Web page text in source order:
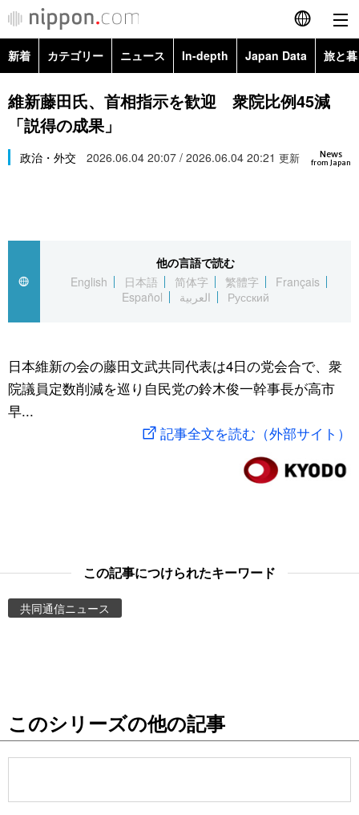
English
简体字
Русский
カテゴリー
経済・ビジネス
国際
文化
トップ
アーカイブ
In-depth
Japan Data
動画/Live
People
新着 カテゴリー ニュース In-depth Japan Data 旅と
政治・外交
経済・ビジネス
スポーツ・東京2020
Topics
維新藤田氏、首相指示を歓迎 衆院比例45減
「説得の成果」
News
from Japan
政治・外交 2026.06.04 20:07 / 2026.06.04 20:21 更新
他の言語で読む
English
日本語 简体字 繁體字
Français
Español
العربية Русский
日本維新の会の藤田文武共同代表は4日の党会合で、衆
院議員定数削減を巡り自民党の鈴木俊一幹事長が高市
早...
記事全文を読む（外部サイト）
この記事につけられたキーワード
共同通信ニュース
このシリーズの他の記事